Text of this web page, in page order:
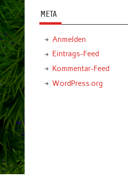
META
Anmelden
Eintrags-Feed
Kommentar-Feed
WordPress.org